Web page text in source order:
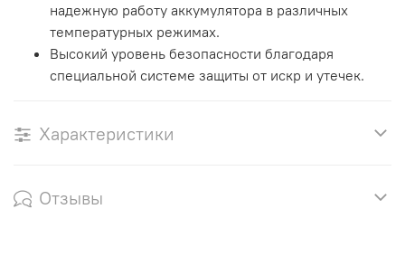
надежную работу аккумулятора в различных
температурных режимах.
Высокий уровень безопасности благодаря
специальной системе защиты от искр и утечек.
Характеристики
Отзывы